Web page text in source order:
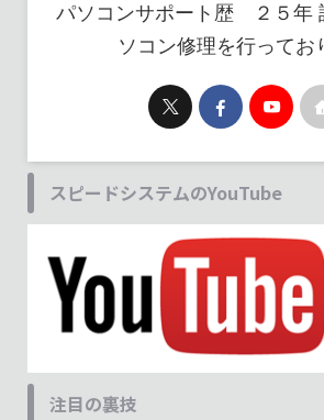
パソコンサポート歴 ２５年
ソコン修理を行ってお
スピードシステムのYouTube
注目の裏技